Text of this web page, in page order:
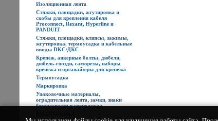
Изоляционная лента
Стяжки, площадки, жгутировка и
скобы для крепления кабеля
Proconnect, Rexant, Hyperline и
PANDUIT
Стяжки, площадки, клипсы, зажимы,
жгутировка, термоусадка и кабельные
вводы DKC/ДКС
Крепеж, анкерные болты, дюбели,
дюбель-гвозди, саморезы, наборы
крепежа и органайзеры для крепежа
Термоусадка
Маркировка
Упаковочные материалы,
оградительная лента, замки, знаки
безопасности и спецодежда